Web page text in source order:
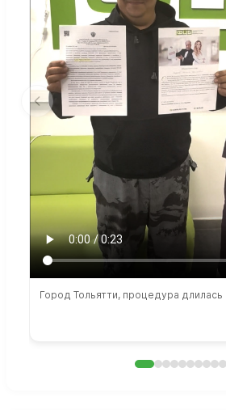
Город Тольятти, процедура